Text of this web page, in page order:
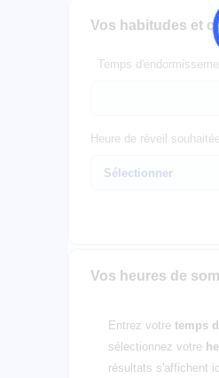
Vos habitudes et
Temps
Heure de réveil souhaitée
Vos heures de
Entrez votre temps
sélectionnez votre
résultats s'affichent